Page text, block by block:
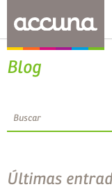
Blog
Últimas